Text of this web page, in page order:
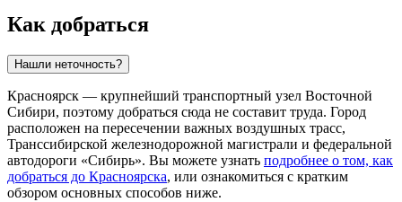
Как добраться
Нашли неточность?
Красноярск — крупнейший транспортный узел Восточной
Сибири, поэтому добраться сюда не составит труда. Город
расположен на пересечении важных воздушных трасс,
Транссибирской железнодорожной магистрали и федеральной
автодороги «Сибирь». Вы можете узнать подробнее о том, как
добраться до Красноярска, или ознакомиться с кратким
обзором основных способов ниже.